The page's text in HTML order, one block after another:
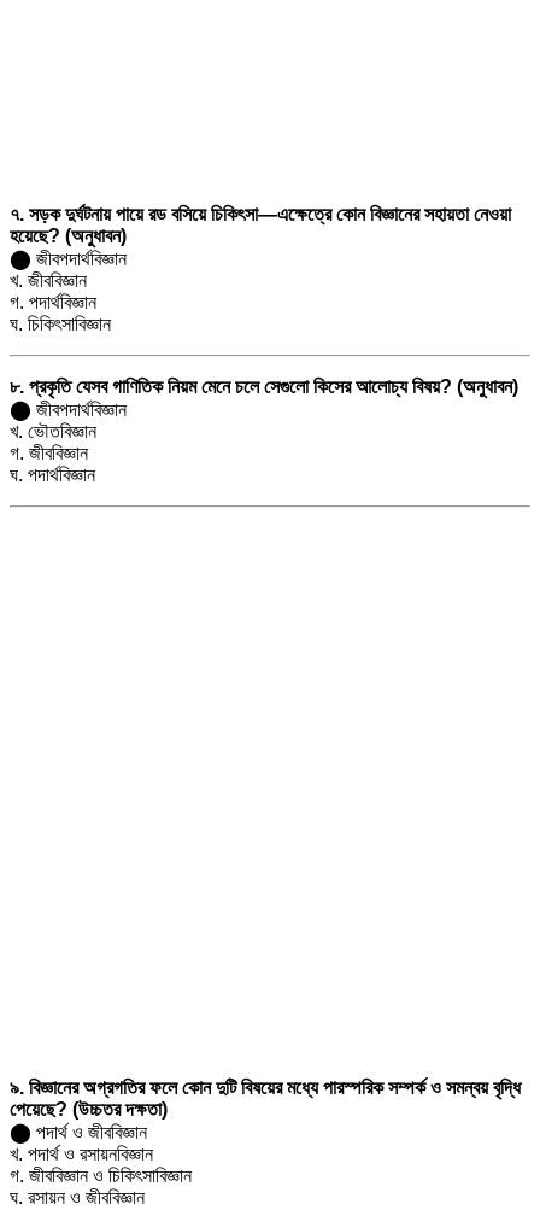
৭. সড়ক দুর্ঘটনায় পায়ে রড বসিয়ে চিকিৎসা—এক্ষেত্রে কোন বিজ্ঞানের সহায়তা নেওয়া
হয়েছে? (অনুধাবন)
⬤ জীবপদার্থবিজ্ঞান
খ. জীববিজ্ঞান
গ. পদার্থবিজ্ঞান
ঘ. চিকিৎসাবিজ্ঞান
৮. প্রকৃতি যেসব গাণিতিক নিয়ম মেনে চলে সেগুলো কিসের আলোচ্য বিষয়? (অনুধাবন)
⬤ জীবপদার্থবিজ্ঞান
খ. ভৌতবিজ্ঞান
গ. জীববিজ্ঞান
ঘ. পদার্থবিজ্ঞান
৯. বিজ্ঞানের অগ্রগতির ফলে কোন দুটি বিষয়ের মধ্যে পারস্পরিক সম্পর্ক ও সমন্বয় বৃদ্ধি
পেয়েছে? (উচ্চতর দক্ষতা)
⬤ পদার্থ ও জীববিজ্ঞান
খ. পদার্থ ও রসায়নবিজ্ঞান
গ. জীববিজ্ঞান ও চিকিৎসাবিজ্ঞান
ঘ. রসায়ন ও জীববিজ্ঞান